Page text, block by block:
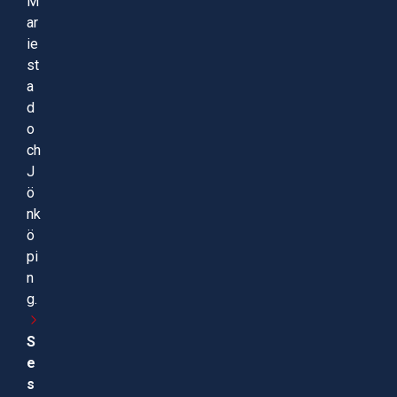
ar
ie
st
a
d
o
ch
J
ö
nk
ö
pi
n
g.
S
e
s